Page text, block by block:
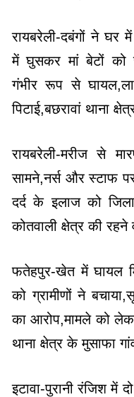
रायबरेली-दबंगों ने घर
में घुसकर मां बेटों को
गंभीर रूप से
पिटाई,बछरावां थाना
रायबरेली-मरीज से
सामने,नर्स और स्टाफ
दर्द के इलाज को
कोतवाली क्षेत्र की रहने
फतेहपुर-खेत में घायल
को ग्रामीणों ने
का आरोप,मामले को
थाना क्षेत्र के मुसाफा
इटावा-पुरानी रंजिश में